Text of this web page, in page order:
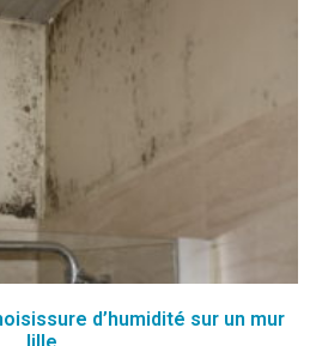
d’humidité sur un mur